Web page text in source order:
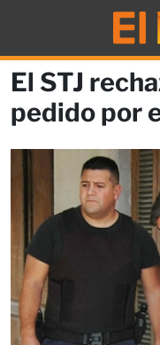
El STJ
pedido por